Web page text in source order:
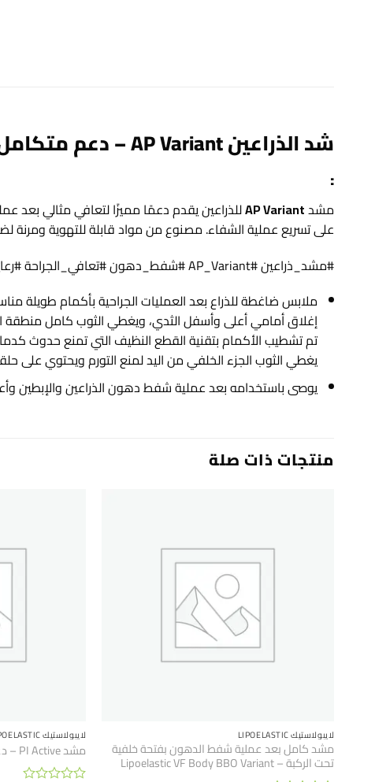
شد الذراعين AP Variant – دعم متكامل لتعافي الذراعين بعد الجراحة
:
مشدAP Variantللذراعين يقدم دعمًا مميزًا لتعافي مثالي بعد
على تسريع عملية الشفاء. مصنوع من مواد قابلة للتهوية ومرنة
#مشد_ذراعين #AP_Variant #شفط_دهون #تعافي_الجراحة #رعاية_تجميلية #دعم_بعد_الجراحة #راحة_الجسم #منتجات_طبية
ملابس ضاغطة للذراع بعد العمليات الجراحية بأكمام طويلة
إغلاق أمامي أعلى وأسفل الثدي، ويغطي الثوب كامل منطقة
تم تشطيب الأكمام بتقنية القطع النظيف التي تمنع حدوث
يغطي الثوب الجزء الخلفي من اليد لمنع التورم ويحتوي على
يوصى باستخدامه بعد عملية شفط دهون الذراعين والإبطين
منتجات ذات صلة
لايبولاستيك LIPOELASTIC
مشد كامل بعد عملية شفط الدهون بفتحة خلفية
تحت الركبة – Lipoelastic VF Body BBO Variant
لايبولاستيك LIPOELASTIC
مشد PI Active – دعم نشط وراحة متميزة